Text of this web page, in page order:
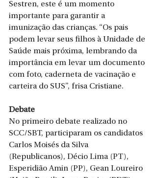
Sestren, este é um momento
importante para garantir a
imunização das crianças. “Os pais
podem levar seus filhos à Unidade de
Saúde mais próxima, lembrando da
importância em levar um documento
com foto, caderneta de vacinação e
carteira do SUS”, frisa Cristiane.
Debate
No primeiro debate realizado no
SCC/SBT, participaram os candidatos
Carlos Moisés da Silva
(Republicanos), Décio Lima (PT),
Esperidião Amin (PP), Gean Loureiro